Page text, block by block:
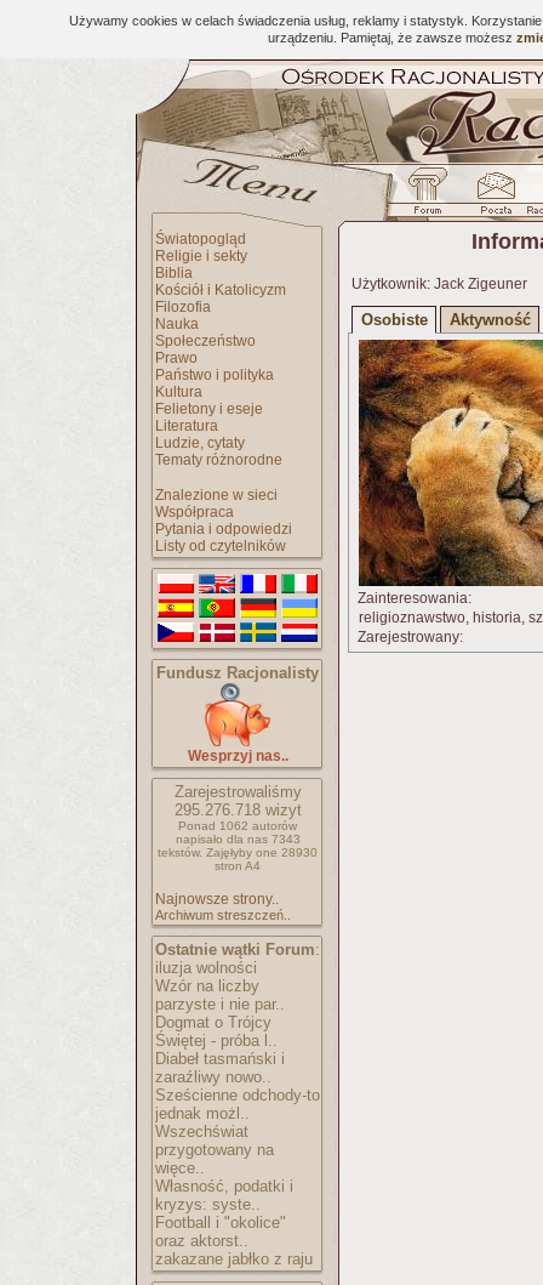
Używamy cookies w celach świadczenia usług, reklamy i statystyk.
urządzeniu. Pamiętaj, że zawsze możesz
Światopogląd
Religie i sekty
Biblia
Kościół i Katolicyzm
Filozofia
Nauka
Społeczeństwo
Prawo
Państwo i polityka
Kultura
Felietony i eseje
Literatura
Ludzie, cytaty
Tematy różnorodne
Znalezione w sieci
Współpraca
Pytania i odpowiedzi
Listy od czytelników
Fundusz Racjonalisty
Wesprzyj nas..
Zarejestrowaliśmy
295.276.718wizyt
Ponad 1062 autorów
napisało dla nas 7343
tekstów. Zajęłyby one 28930
stron A4
Najnowsze strony..
Archiwum streszczeń..
Ostatnie wątki Forum:
iluzja wolności
Wzór na liczby
parzyste i nie par..
Dogmat o Trójcy
Świętej - próba l..
Diabeł tasmański i
zaraźliwy nowo..
Sześcienne odchody-to
jednak możl..
Wszechświat
przygotowany na
więce..
Własność, podatki i
kryzys: syste..
Football i "okolice"
oraz aktorst..
zakazane jabłko z raju
Użytkownik: Jack Zigeuner
Osobiste Aktywność
Zainteresowania:
religioznawstwo, historia,
Zarejestrowany: